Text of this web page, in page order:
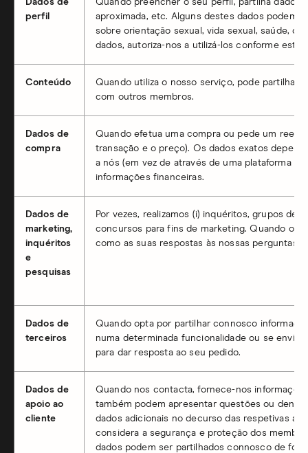
Dados de
perfil
Quando preencher o seu perfil, partilha dados
aproximada, etc. Alguns destes dados podem
sobre orientação sexual, vida sexual, saúde,
dados, autoriza-nos a utilizá-los conforme
Conteúdo
Quando utiliza o nosso serviço, pode partilhar
com outros membros.
Dados de
compra
Quando efetua uma compra ou pede um
transação e o preço). Os dados exatos
a nós (em vez de através de uma plataforma
informações financeiras.
Dados de
marketing,
inquéritos
e
pesquisas
Por vezes, realizamos (i) inquéritos, grupos
concursos para fins de marketing. Quando
como as suas respostas às nossas perguntas
Dados de
terceiros
Quando opta por partilhar connosco
numa determinada funcionalidade ou se
para dar resposta ao seu pedido.
Dados de
apoio ao
cliente
Quando nos contacta, fornece-nos
também podem apresentar questões ou
dados adicionais no decurso das respetivas
considera a segurança e proteção dos
dados podem ser partilhados connosco de